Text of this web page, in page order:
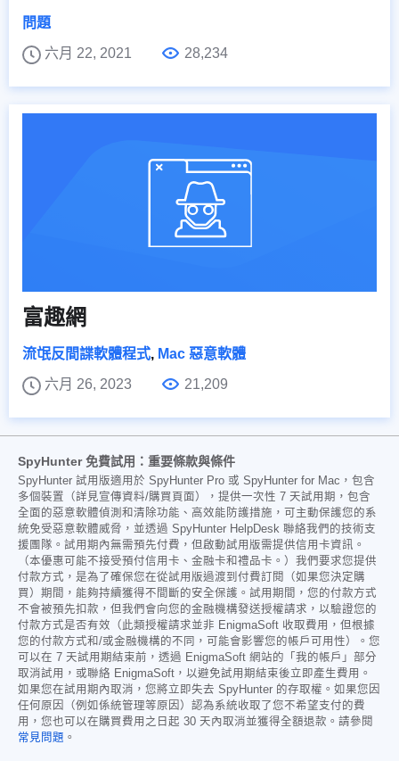
問題
六月 22, 2021
28,234
富趣網
流氓反間諜軟體程式, Mac 惡意軟體
六月 26, 2023
21,209
SpyHunter 免費試用：重要條款與條件
SpyHunter 試用版適用於 SpyHunter Pro 或 SpyHunter for Mac，包含
多個裝置（詳見宣傳資料/購買頁面），提供一次性 7 天試用期，包含
全面的惡意軟體偵測和清除功能、高效能防護措施，可主動保護您的系
統免受惡意軟體威脅，並透過 SpyHunter HelpDesk 聯絡我們的技術支
援團隊。試用期內無需預先付費，但啟動試用版需提供信用卡資訊。
（本優惠可能不接受預付信用卡、金融卡和禮品卡。）我們要求您提供
付款方式，是為了確保您在從試用版過渡到付費訂閱（如果您決定購
買）期間，能夠持續獲得不間斷的安全保護。試用期間，您的付款方式
不會被預先扣款，但我們會向您的金融機構發送授權請求，以驗證您的
付款方式是否有效（此類授權請求並非 EnigmaSoft 收取費用，但根據
您的付款方式和/或金融機構的不同，可能會影響您的帳戶可用性）。您
可以在 7 天試用期結束前，透過 EnigmaSoft 網站的「我的帳戶」部分
取消試用，或聯絡 EnigmaSoft，以避免試用期結束後立即產生費用。
如果您在試用期內取消，您將立即失去 SpyHunter 的存取權。如果您因
任何原因（例如係統管理等原因）認為系統收取了您不希望支付的費
用，您也可以在購買費用之日起 30 天內取消並獲得全額退款。請參閱
常見問題 。